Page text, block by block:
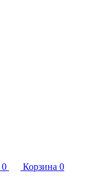
0 Корзина 0